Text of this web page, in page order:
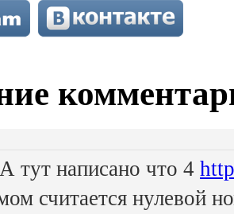
А тут написано что 4
считается нулевой